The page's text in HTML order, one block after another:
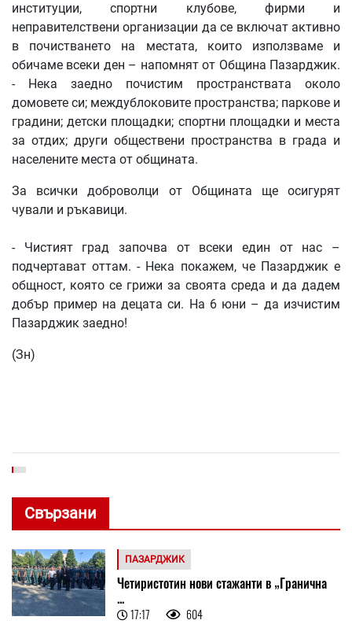
институции, спортни клубове, фирми и
неправителствени организации да се включат активно
в почистването на местата, които използваме и
обичаме всеки ден – напомнят от Община Пазарджик.
- Нека заедно почистим пространствата около
домовете си; междублоковите пространства; паркове и
градини; детски площадки; спортни площадки и места
за отдих; други обществени пространства в града и
населените места от общината.
За всички доброволци от Общината ще осигурят
чували и ръкавици.
- Чистият град започва от всеки един от нас –
подчертават оттам. - Нека покажем, че Пазарджик е
общност, която се грижи за своята среда и да дадем
добър пример на децата си. На 6 юни – да изчистим
Пазарджик заедно!
(Зн)
Свързани
ПАЗАРДЖИК
Четиристотин нови стажанти в „Гранична
...
17:17 604